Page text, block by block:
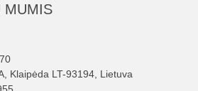
MUMIS
Klaipėda LT-93194, Lietuva